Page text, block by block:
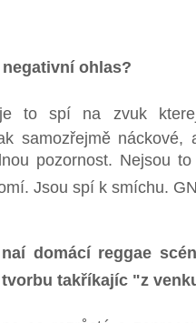
negativní ohlas?
je to spí na zvuk
samozřejmě
pozornost. Nejsou
Jsou spí k smíchu.
domácí reggae
tvorbu takříkajíc "z